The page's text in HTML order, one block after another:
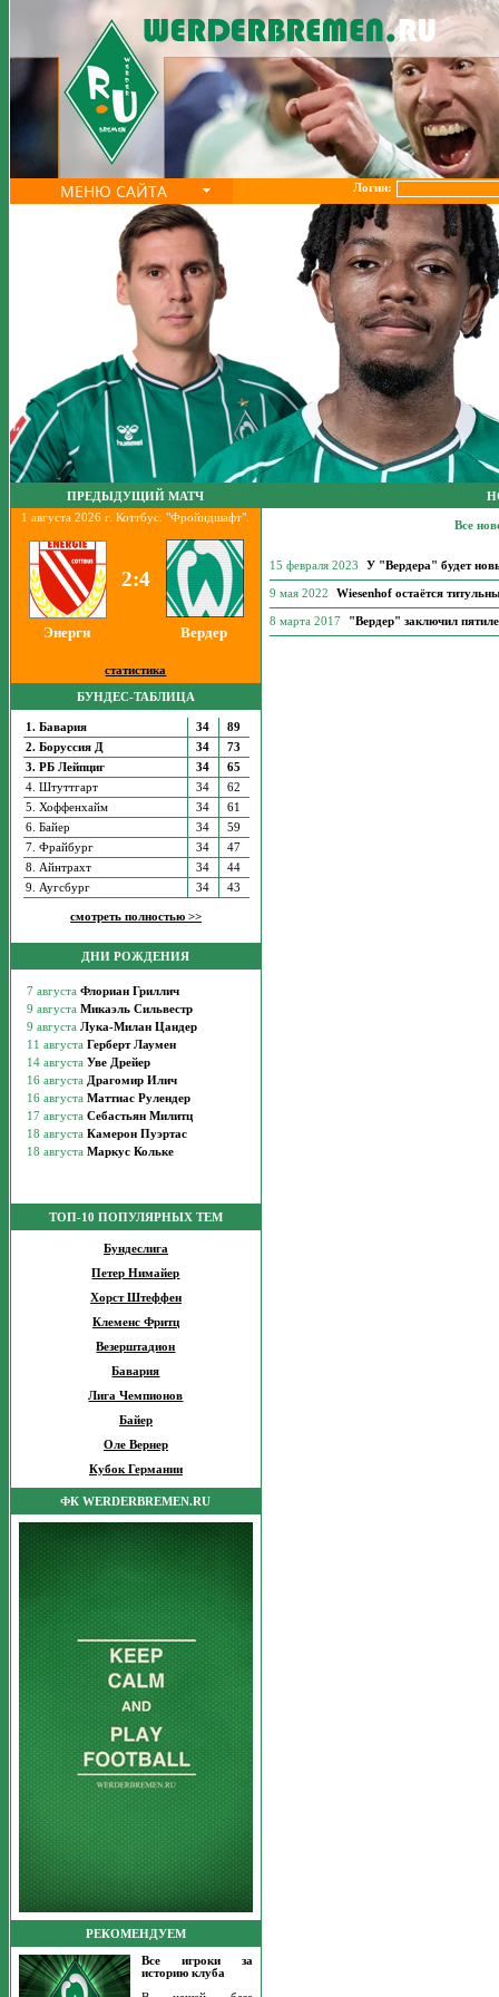
МЕНЮ САЙТА Логин:
ПРЕДЫДУЩИЙ МАТЧ
1 августа 2026 г. Коттбус. "Фройндшафт".
2:4
Энерги Вердер
статистика
БУНДЕС-ТАБЛИЦА
1. Бавария 34
89
2. Боруссия Д
34
73
3. РБ Лейпциг
34
65
4. Штуттгарт
34
62
5. Хоффенхайм
34
61
6. Байер
34
59
7. Фрайбург
34
47
8. Айнтрахт
34
44
9. Аугсбург
34 43
смотреть полностью >>
ДНИ РОЖДЕНИЯ
ТОП-10 ПОПУЛЯРНЫХ ТЕМ
Бундеслига
Петер Нимайер
Хорст Штеффен
Клеменс Фритц
Везерштадион
Бавария
Лига Чемпионов
Байер
Оле Вернер
Кубок Германии
ФК WERDERBREMEN.RU
РЕКОМЕНДУЕМ
Все игроки за
историю клуба
Все
15 февраля 2023 У "Вердера" будет
9 мая 2022 Wiesenhof остаётся
8 марта 2017 "Вердер" заключил